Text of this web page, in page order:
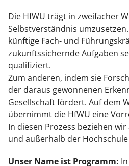
Die HfWU trägt in zweifacher
Selbstverständnis
künftige Fach- und
zukunftssichernde Aufgaben
qualifiziert.
Zum anderen, indem sie
der daraus gewonnenen
Gesellschaft fördert. Auf dem
übernimmt die HfWU eine
In diesen Prozess beziehen
und außerhalb der
Unser Name ist Programm: In